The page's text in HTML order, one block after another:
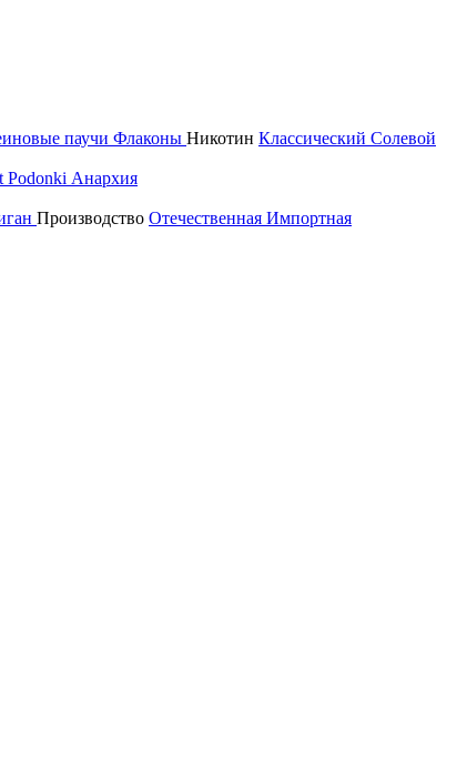
паучи Флаконы Никотин Классический Солевой
Podonki Анархия
Производство Отечественная Импортная